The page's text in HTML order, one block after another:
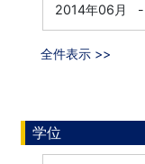
2014年06月 -
全件表示 >>
学位